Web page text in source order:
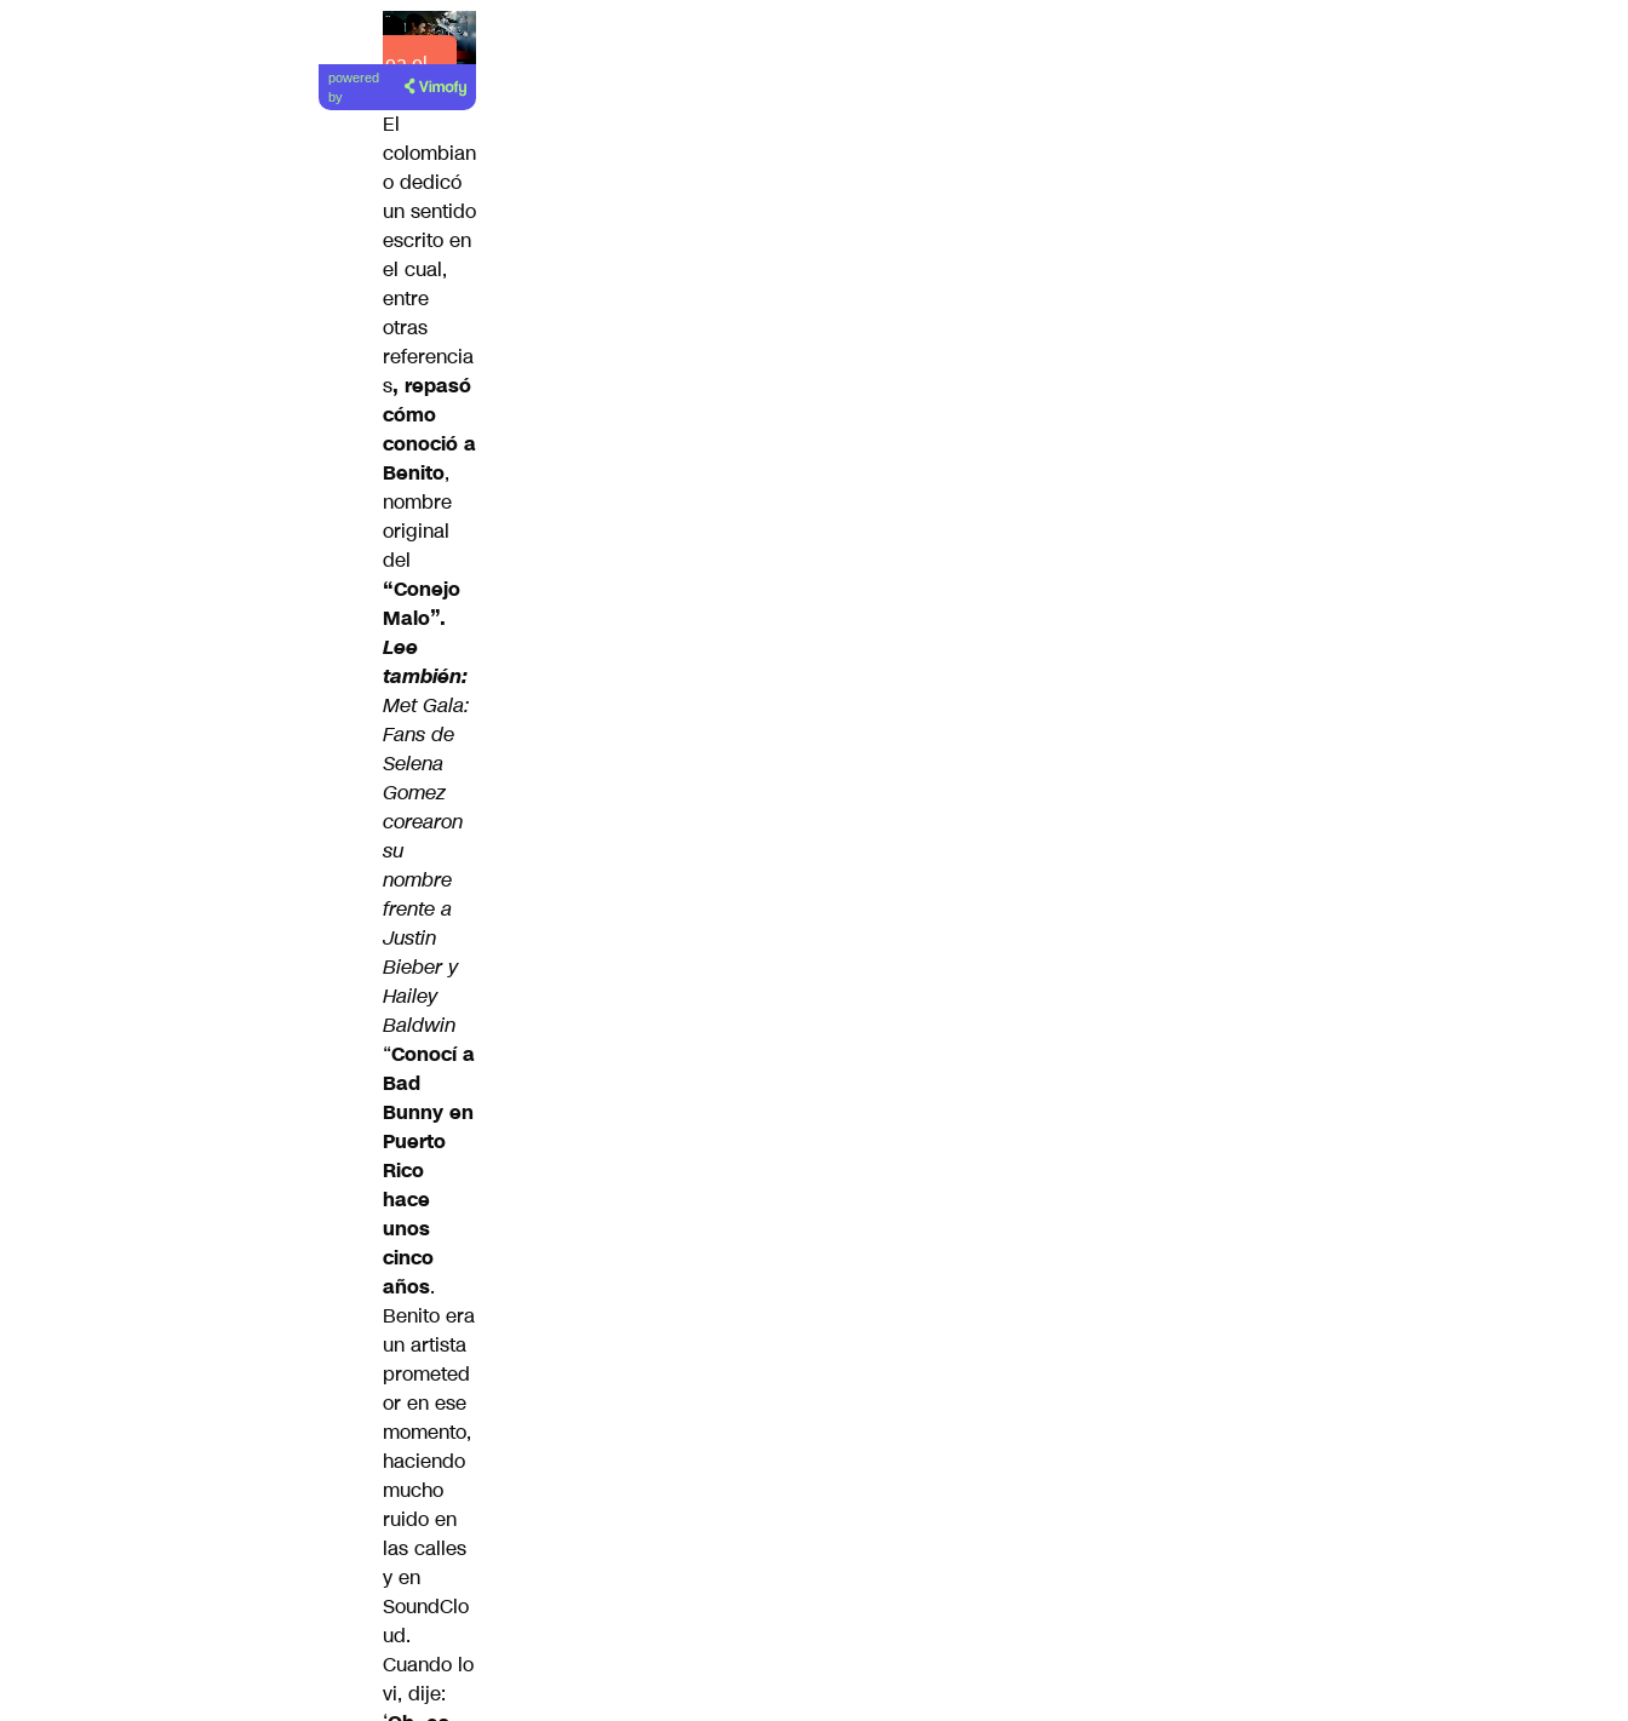
Lea el
artículo
powered
by
El
colombian
o dedicó
un sentido
escrito en
el cual,
entre
otras
referencia
s, repasó
cómo
conoció a
Benito,
nombre
original
del
“Conejo
Malo”.
Lee
también:
Met Gala:
Fans de
Selena
Gomez
corearon
su
nombre
frente a
Justin
Bieber y
Hailey
Baldwin
“Conocí a
Bad
Bunny en
Puerto
Rico
hace
unos
cinco
años.
Benito era
un artista
prometed
or en ese
momento,
haciendo
mucho
ruido en
las calles
y en
SoundClo
ud.
Cuando lo
vi, dije: